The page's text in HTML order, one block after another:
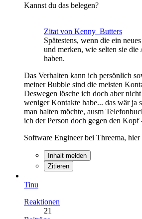
Kannst du das belegen?
Zitat von Kenny_Butters
Spätestens, wenn die ein
und merken, wie selten sie die
haben.
Das Verhalten kann ich persönlich
meiner Bubble sind die meisten
Deswegen lösche ich doch aber
weniger Kontakte habe... das wär ja
man halten möchte, ausm
ich der Person doch gegen den Kopf
Software Engineer bei Threema,
Inhalt melden
Zitieren
Tinu
Reaktionen
21